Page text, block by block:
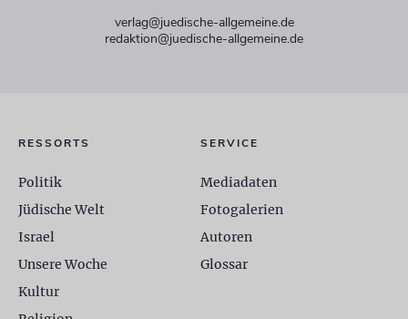
verlag@juedische-allgemeine.de
redaktion@juedische-allgemeine.de
RESSORTS
Politik
Jüdische Welt
Israel
Unsere Woche
Kultur
SERVICE
Mediadaten
Fotogalerien
Autoren
Glossar